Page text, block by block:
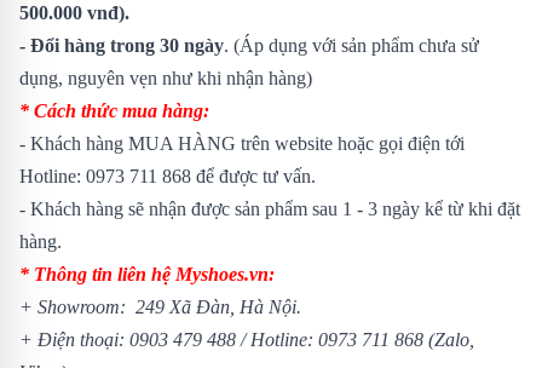
500.000 vnđ).
- Đổi hàng trong 30 ngày. (Áp dụng với sản phẩm chưa sử
dụng, nguyên vẹn như khi nhận hàng)
* Cách thức mua hàng:
- Khách hàng MUA HÀNG trên website hoặc gọi điện tới
Hotline: 0973 711 868 để được tư vấn.
- Khách hàng sẽ nhận được sản phẩm sau 1 - 3 ngày kể từ khi đặt
hàng.
* Thông tin liên hệ Myshoes.vn:
+ Showroom: 249 Xã Đàn, Hà Nội.
+ Điện thoại: 0903 479 488 / Hotline: 0973 711 868 (Zalo,